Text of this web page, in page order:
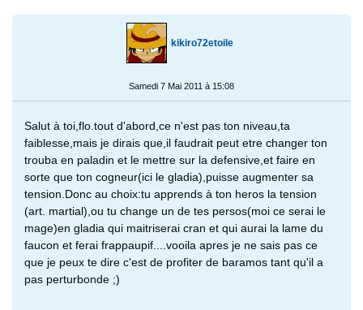
kikiro72etoile
Samedi 7 Mai 2011 à 15:08
Salut à toi,flo.tout d'abord,ce n'est pas ton niveau,ta
faiblesse,mais je dirais que,il faudrait peut etre changer ton
trouba en paladin et le mettre sur la defensive,et faire en
sorte que ton cogneur(ici le gladia),puisse augmenter sa
tension.Donc au choix:tu apprends à ton heros la tension
(art. martial),ou tu change un de tes persos(moi ce serai le
mage)en gladia qui maitriserai cran et qui aurai la lame du
faucon et ferai frappaupif....vooila apres je ne sais pas ce
que je peux te dire c'est de profiter de baramos tant qu'il a
pas perturbonde ;)